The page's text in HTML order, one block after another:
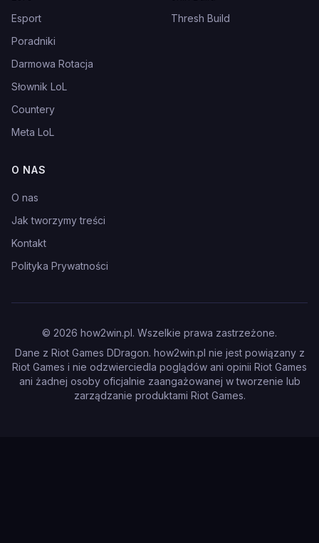
Esport
Poradniki
Darmowa Rotacja
Słownik LoL
Countery
Meta LoL
Thresh Build
O NAS
O nas
Jak tworzymy treści
Kontakt
Polityka Prywatności
© 2026 how2win.pl. Wszelkie prawa zastrzeżone.
Dane z Riot Games DDragon. how2win.pl nie jest powiązany z
Riot Games i nie odzwierciedla poglądów ani opinii Riot Games
ani żadnej osoby oficjalnie zaangażowanej w tworzenie lub
zarządzanie produktami Riot Games.